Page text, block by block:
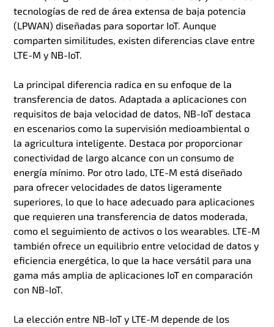
tecnologías de red de área extensa de baja potencia
(LPWAN) diseñadas para soportar IoT. Aunque
comparten similitudes, existen diferencias clave entre
LTE-M y NB-IoT.
La principal diferencia radica en su enfoque de la
transferencia de datos. Adaptada a aplicaciones con
requisitos de baja velocidad de datos, NB-IoT destaca
en escenarios como la supervisión medioambiental o
la agricultura inteligente. Destaca por proporcionar
conectividad de largo alcance con un consumo de
energía mínimo. Por otro lado, LTE-M está diseñado
para ofrecer velocidades de datos ligeramente
superiores, lo que lo hace adecuado para aplicaciones
que requieren una transferencia de datos moderada,
como el seguimiento de activos o los wearables. LTE-M
también ofrece un equilibrio entre velocidad de datos y
eficiencia energética, lo que la hace versátil para una
gama más amplia de aplicaciones IoT en comparación
con NB-IoT.
La elección entre NB-IoT y LTE-M depende de los